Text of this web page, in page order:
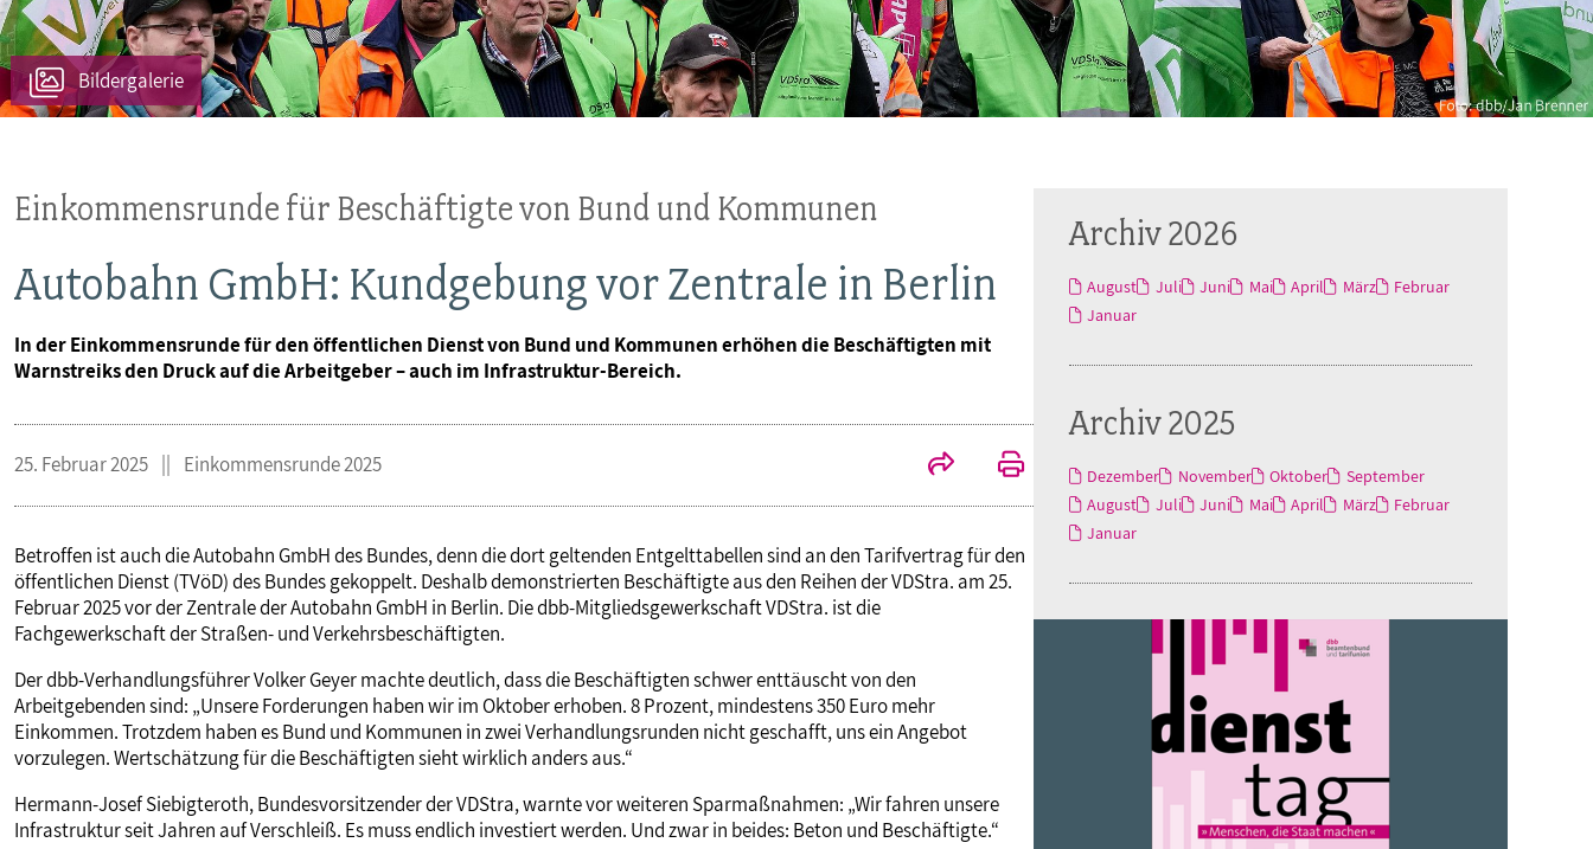
Frauen
Jugend
Senioren
Versorgung
Beihilfe
Rechtsprechung
Tarifverträge
Rechtsprechung
Bildung
Europa
MITBESTIMMUNG
MITGLIEDSCHAFT & SERVICE
Akademie
Verlag
Bildergalerie
Einkommensrunde für Beschäftigte von Bund und Kommunen
Autobahn GmbH: Kundgebung vor Zentrale in Berlin
In der Einkommensrunde für den öffentlichen Dienst von Bund und Kommunen erhöhen die Beschäftigten mit
Warnstreiks den Druck auf die Arbeitgeber – auch im Infrastruktur-Bereich.
25. Februar 2025 Einkommensrunde 2025
Betroffen ist auch die Autobahn GmbH des Bundes, denn die dort geltenden Entgelttabellen sind an den Tarifvertrag für den
öffentlichen Dienst (TVöD) des Bundes gekoppelt. Deshalb demonstrierten Beschäftigte aus den Reihen der VDStra. am 25.
Februar 2025 vor der Zentrale der Autobahn GmbH in Berlin. Die dbb-Mitgliedsgewerkschaft VDStra. ist die
Fachgewerkschaft der Straßen- und Verkehrsbeschäftigten.
Der dbb-Verhandlungsführer Volker Geyer machte deutlich, dass die Beschäftigten schwer enttäuscht von den
Arbeitgebenden sind: „Unsere Forderungen haben wir im Oktober erhoben. 8 Prozent, mindestens 350 Euro mehr
Einkommen. Trotzdem haben es Bund und Kommunen in zwei Verhandlungsrunden nicht geschafft, uns ein Angebot
vorzulegen. Wertschätzung für die Beschäftigten sieht wirklich anders aus.“
Hermann-Josef Siebigteroth, Bundesvorsitzender der VDStra, warnte vor weiteren Sparmaßnahmen: „Wir fahren unsere
Infrastruktur seit Jahren auf Verschleiß. Es muss endlich investiert werden. Und zwar in beides: Beton und Beschäftigte.“
Archiv 2026
August Juli Juni Mai April März
Februar
Januar
Archiv 2025
Dezember November Oktober
September
August
Juli Juni Mai April März
Februar
Januar